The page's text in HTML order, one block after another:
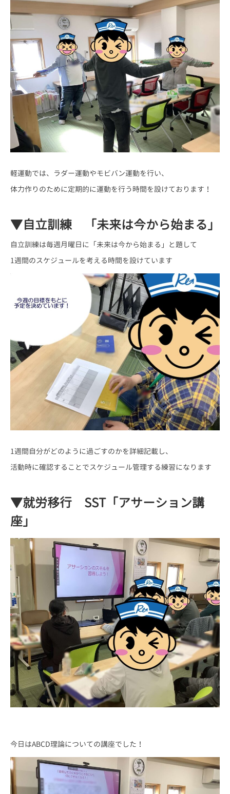
軽運動では、ラダー運動やモビバン運動を行い、
体力作りのために定期的に運動を行う時間を設けております！
▼自立訓練 「未来は今から始まる」
自立訓練は毎週月曜日に「未来は今から始まる」と題して
1週間のスケジュールを考える時間を設けています
1週間自分がどのように過ごすのかを詳細記載し、
活動時に確認することでスケジュール管理する練習になります
▼就労移行 SST「アサーション講
座」
今日はABCD理論についての講座でした！